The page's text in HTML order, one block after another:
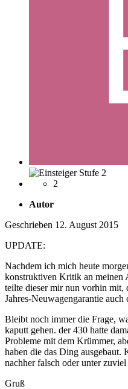
2
Autor
Geschrieben 12. August 2015
UPDATE:
Nachdem ich mich heute
konstruktiven Kritik an meinen
teilte dieser mir nun vorhin mit,
Jahres-Neuwagengarantie
Bleibt noch immer die Frage,
kaputt gehen. der 430 hatte
Probleme mit dem Krümmer,
haben die das Ding ausgebaut.
nachher falsch oder unter
Gruß